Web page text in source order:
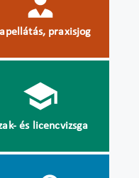
praxisjog
és licencvizsga